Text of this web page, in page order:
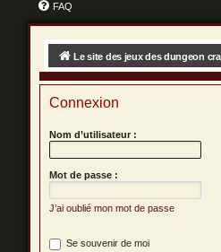
FAQ
Le site des jeux des dungeon
Connexion
Nom d’utilisateur :
Mot de passe :
J’ai oublié mon mot de passe
Se souvenir de moi